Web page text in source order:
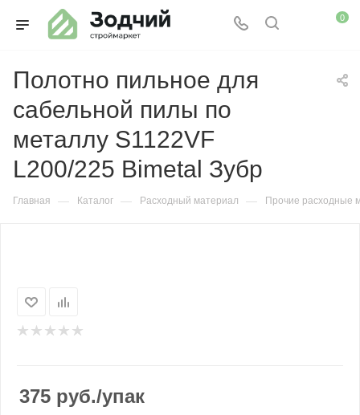
0
Полотно пильное для
сабельной пилы по
металлу S1122VF
L200/225 Bimetal Зубр
Главная — Каталог — Расходный материал — Прочие расходные
375 руб./упак